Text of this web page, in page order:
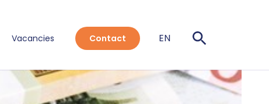
EN
Vacancies Contact